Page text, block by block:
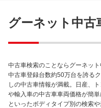
グーネット中古
中古車検索のことならグーネッ
中古車登録台数約50万台を誇る
しの中古車情報が満載。日産、
や輸入車の中古車車両価格が簡
といったボディタイプ別の検索